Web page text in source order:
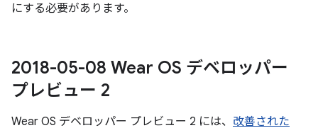
にする必要があります。
2018-05-08 Wear OS デベロッパー
プレビュー 2
Wear OS デベロッパー プレビュー 2 には、 改善された